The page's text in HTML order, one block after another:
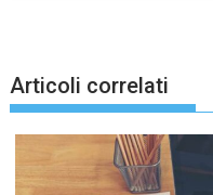
Articoli correlati